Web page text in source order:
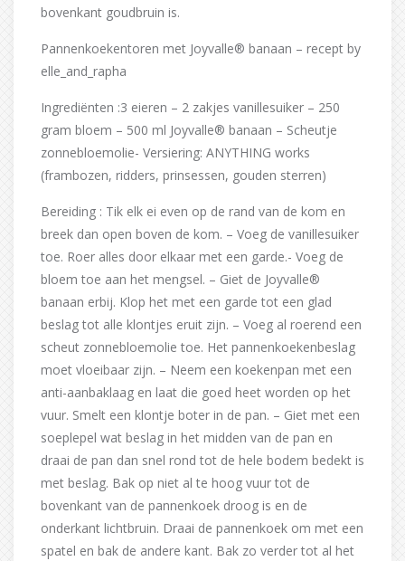
bovenkant goudbruin is.
Pannenkoekentoren met Joyvalle® banaan – recept by
elle_and_rapha
Ingrediënten :3 eieren – 2 zakjes vanillesuiker – 250
gram bloem – 500 ml Joyvalle® banaan – Scheutje
zonnebloemolie- Versiering: ANYTHING works
(frambozen, ridders, prinsessen, gouden sterren)
Bereiding : Tik elk ei even op de rand van de kom en
breek dan open boven de kom. – Voeg de vanillesuiker
toe. Roer alles door elkaar met een garde.- Voeg de
bloem toe aan het mengsel. – Giet de Joyvalle®
banaan erbij. Klop het met een garde tot een glad
beslag tot alle klontjes eruit zijn. – Voeg al roerend een
scheut zonnebloemolie toe. Het pannenkoekenbeslag
moet vloeibaar zijn. – Neem een koekenpan met een
anti-aanbaklaag en laat die goed heet worden op het
vuur. Smelt een klontje boter in de pan. – Giet met een
soeplepel wat beslag in het midden van de pan en
draai de pan dan snel rond tot de hele bodem bedekt is
met beslag. Bak op niet al te hoog vuur tot de
bovenkant van de pannenkoek droog is en de
onderkant lichtbruin. Draai de pannenkoek om met een
spatel en bak de andere kant. Bak zo verder tot al het